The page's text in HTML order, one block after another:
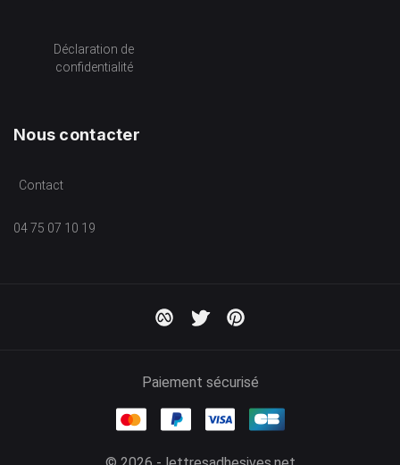
Déclaration de
confidentialité
Nous contacter
Contact
04 75 07 10 19
Paiement sécurisé